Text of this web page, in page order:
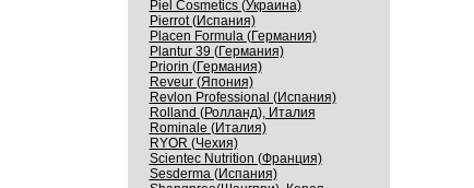
Piel Cosmetics (Украина)
Pierrot (Испания)
Placen Formula (Германия)
Plantur 39 (Германия)
Priorin (Германия)
Reveur (Япония)
Revlon Professional (Испания)
Rolland (Ролланд), Италия
Rominale (Италия)
RYOR (Чехия)
Scientec Nutrition (Франция)
Sesderma (Испания)